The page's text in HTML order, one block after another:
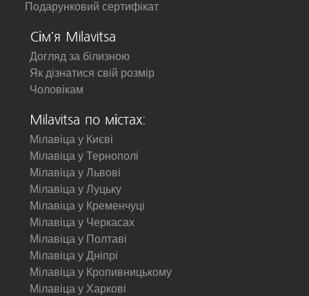
Подарунковий сертифікат
Сім'я Milavitsa
Догляд за білизною
Як дізнатися свій розмір
Чоловікам
Milavitsa по містах:
Мілавіца у Києві
Мілавіца у Тернополі
Мілавіца у Львові
Мілавіца у Луцьку
Мілавіца у Кременчуці
Мілавіца у Черкасах
Мілавіца у Полтаві
Мілавіца у Дніпрі
Мілавіца у Кропивницькому
Мілавіца у Харкові